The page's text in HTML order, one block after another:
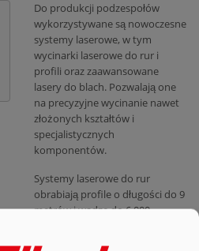
Do produkcji podzespołów
wykorzystywane są nowoczesne
systemy laserowe, w tym
wycinarki laserowe do rur i
profili oraz zaawansowane
lasery do blach. Pozwalają one
na precyzyjne wycinanie nawet
złożonych kształtów i
specjalistycznych
komponentów.
Systemy laserowe do rur
obrabiają profile o długości do 9
metrów i wadze do 6 000